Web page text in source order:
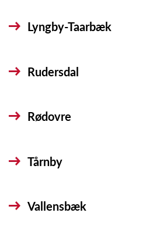
Lyngby-Taarbæk
Rudersdal
Rødovre
Tårnby
Vallensbæk